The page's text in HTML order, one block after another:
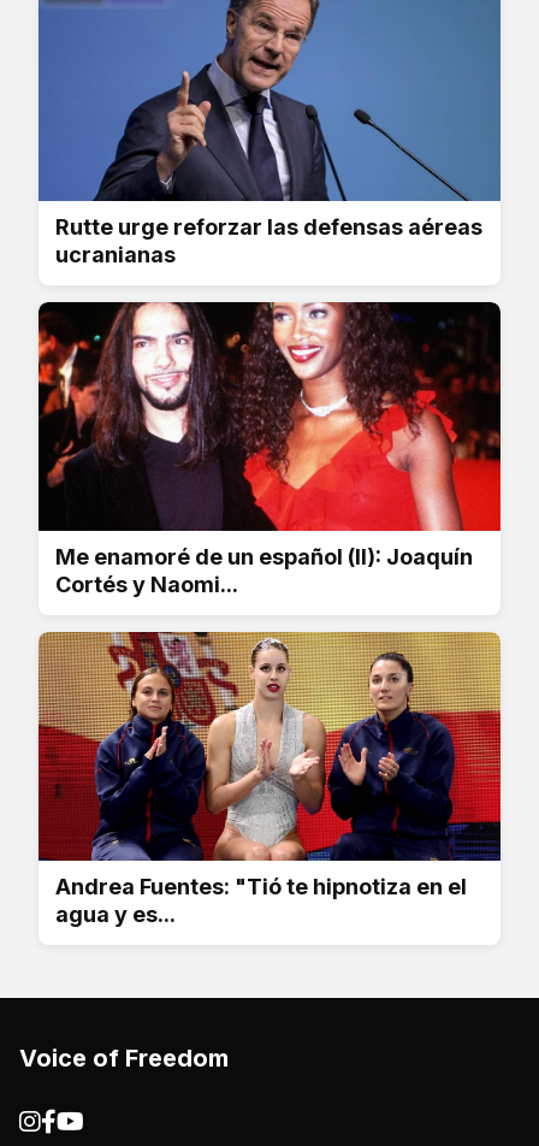
Rutte urge reforzar las defensas aéreas
ucranianas
Me enamoré de un español (II): Joaquín
Cortés y Naomi...
Andrea Fuentes: "Tió te hipnotiza en el
agua y es...
Voice of Freedom